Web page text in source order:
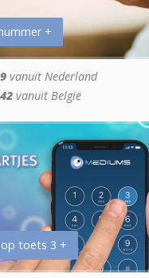
+
vanuit Nederland
vanuit België
op toets 3 +